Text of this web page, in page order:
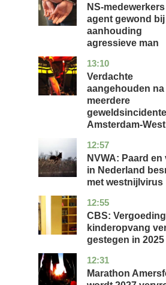
NS-
agent gewond bij
aanhouding
agressieve man
13:10
noord-
holland
nieuws
Verdachte
aangehouden na
meerdere
Amsterdam-West
12:57
utrecht
nieuws
NVWA: Paard en
in Nederland
met westnijlvirus
12:55
zuid-
holland
economie
CBS: Vergoeding
kinderopvang
gestegen in 2025
12:31
utrecht
nieuws
Marathon